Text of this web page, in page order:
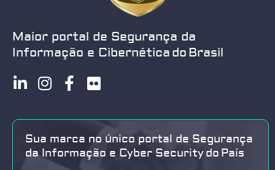
Maior portal de Segurança da
Informação e Cibernética do Brasil
Sua marca no único portal de Segurança
da Informação e Cyber Security do País